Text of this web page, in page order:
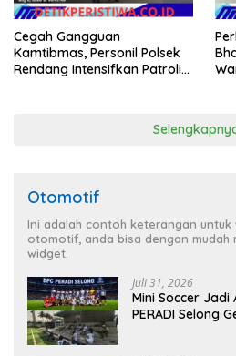
Cegah Gangguan
Kamtibmas, Personil Polsek
Rendang Intensifkan Patroli
Otomotif
Ini adalah contoh keterangan
otomotif, anda bisa dengan mudah
widget.
Juli 31, 2026
Mini Soccer Jadi
PERADI Selong